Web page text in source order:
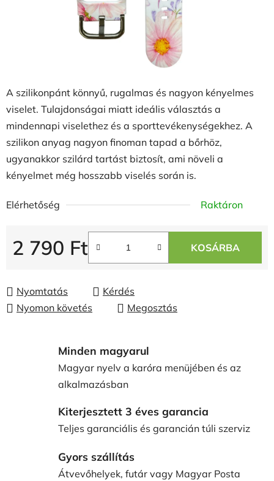
A szilikonpánt könnyű, rugalmas és nagyon kényelmes
viselet. Tulajdonságai miatt ideális választás a
mindennapi viselethez és a sporttevékenységekhez. A
szilikon anyag nagyon finoman tapad a bőrhöz,
ugyanakkor szilárd tartást biztosít, ami növeli a
kényelmet még hosszabb viselés során is.
Elérhetőség Raktáron
2 790 Ft KOSÁRBA
Nyomtatás
Kérdés
Nyomon követés
Megosztás
Minden magyarul
Magyar nyelv a karóra menüjében és az
alkalmazásban
Kiterjesztett 3 éves garancia
Teljes garanciális és garancián túli szerviz
Gyors szállítás
Átvevőhelyek, futár vagy Magyar Posta